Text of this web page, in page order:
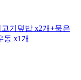
기덮밥 x2개+묵은
동 x1개